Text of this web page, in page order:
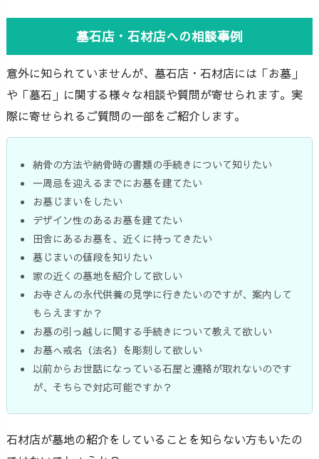
墓石店・石材店への相談事例
意外に知られていませんが、墓石店・石材店には「お墓」
や「墓石」に関する様々な相談や質問が寄せられます。実
際に寄せられるご質問の一部をご紹介します。
納骨の方法や納骨時の書類の手続きについて知りたい
一周忌を迎えるまでにお墓を建てたい
お墓じまいをしたい
デザイン性のあるお墓を建てたい
田舎にあるお墓を、近くに持ってきたい
墓じまいの値段を知りたい
家の近くの墓地を紹介して欲しい
お寺さんの永代供養の見学に行きたいのですが、案内して
もらえますか？
お墓の引っ越しに関する手続きについて教えて欲しい
お墓へ戒名（法名）を彫刻して欲しい
以前からお世話になっている石屋と連絡が取れないのです
が、そちらで対応可能ですか？
石材店が墓地の紹介をしていることを知らない方もいたの